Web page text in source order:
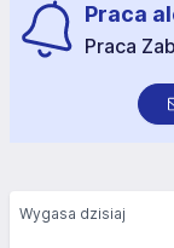
Praca
Praca
Wygasa dzisiaj